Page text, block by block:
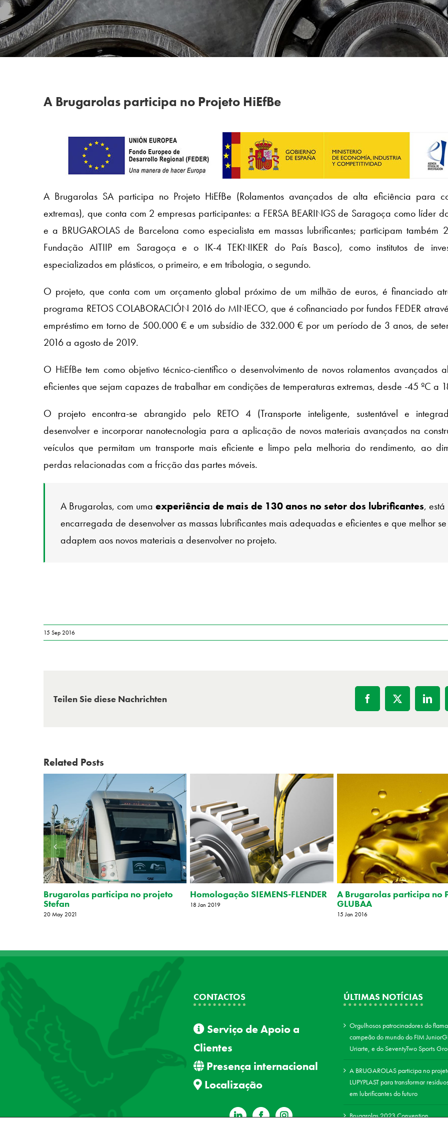
A Brugarolas participa no Projeto HiEfBe
A Brugarolas SA participa no Projeto HiEfBe (Rolamentos avançados de alta eficiência para
extremas), que conta com 2 empresas participantes: a FERSA BEARINGS de Saragoça como líder
e a BRUGAROLAS de Barcelona como especialista em massas lubrificantes; participam também
Fundação AITIIP em Saragoça e o IK-4 TEKNIKER do País Basco), como institutos de
especializados em plásticos, o primeiro, e em tribologia, o segundo.
O projeto, que conta com um orçamento global próximo de um milhão de euros, é financiado
programa RETOS COLABORACIÓN 2016 do MINECO, que é cofinanciado por fundos FEDER
empréstimo em torno de 500.000 € e um subsídio de 332.000 € por um período de 3 anos, de
2016 a agosto de 2019.
O HiEfBe tem como objetivo técnico-científico o desenvolvimento de novos rolamentos avançados
eficientes que sejam capazes de trabalhar em condições de temperaturas extremas, desde -45 ºC a
O projeto encontra-se abrangido pelo RETO 4 (Transporte inteligente, sustentável e
desenvolver e incorporar nanotecnologia para a aplicação de novos materiais avançados na
veículos que permitam um transporte mais eficiente e limpo pela melhoria do rendimento, ao
perdas relacionadas com a fricção das partes móveis.
A Brugarolas, com uma experiência de mais de 130 anos no setor dos lubrificantes, está
encarregada de desenvolver as massas lubrificantes mais adequadas e eficientes e que melhor se
adaptem aos novos materiais a desenvolver no projeto.
15 Sep 2016
Teilen Sie diese Nachrichten Facebook
X
Related Posts
Brugarolas participa no projeto
Stefan
20 May 2021
Homologação SIEMENS-FLENDER
18 Jan 2019
A Brugarolas participa no
GLUBAA
15 Jan 2016
CONTACTOS
Serviço de Apoio a
Clientes
Presença internacional
Localização
ÚLTIMAS NOTÍCIAS
Orgulhosos patrocinadores do
campeão do mundo do FIM
Uriarte, e do SeventyTwo Sports
A BRUGAROLAS participa no
LUPYPLAST para transformar
em lubrificantes do futuro
Brugarolas 2023 Convention